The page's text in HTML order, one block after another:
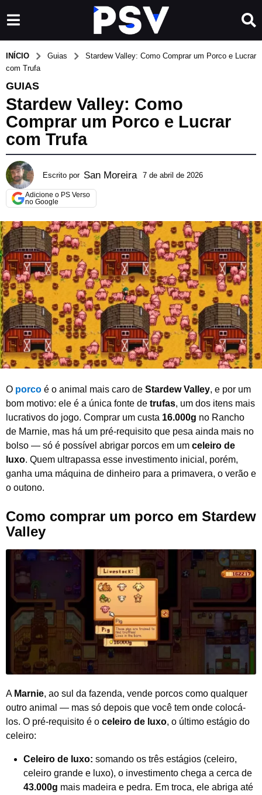
INÍCIO Guias
Stardew Valley: Como Comprar um Porco e Lucrar
com Trufa
GUIAS
Stardew Valley: Como
Comprar um Porco e Lucrar
com Trufa
Escrito por San Moreira 7 de abril de 2026
j
u
n
h
o
d
e
2
0
2
6
Adicione o PS Verso
no Google
O porco é o animal mais caro de Stardew Valley, e por um
bom motivo: ele é a única fonte de trufas, um dos itens mais
lucrativos do jogo. Comprar um custa 16.000g no Rancho
de Marnie, mas há um pré-requisito que pesa ainda mais no
bolso — só é possível abrigar porcos em um celeiro de
luxo. Quem ultrapassa esse investimento inicial, porém,
ganha uma máquina de dinheiro para a primavera, o verão e
o outono.
Como comprar um porco em Stardew
Valley
A Marnie, ao sul da fazenda, vende porcos como qualquer
outro animal — mas só depois que você tem onde colocá-
los. O pré-requisito é o celeiro de luxo, o último estágio do
celeiro:
Celeiro de luxo: somando os três estágios (celeiro,
celeiro grande e luxo), o investimento chega a cerca de
43.000g mais madeira e pedra. Em troca, ele abriga até